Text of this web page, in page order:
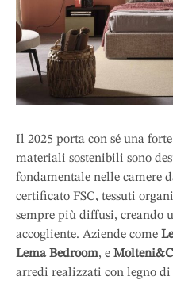
Il 2025 porta con sé una
materiali sostenibili sono
fondamentale nelle camere
certificato FSC, tessuti
sempre più diffusi, creando
accogliente. Aziende come
Lema Bedroom, e Molteni&C
arredi realizzati con legno